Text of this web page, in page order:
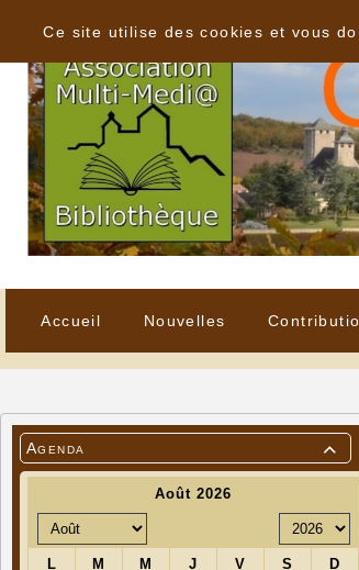
Accueil Nouvelles

Agenda
Ce site utilise des cookies et vous